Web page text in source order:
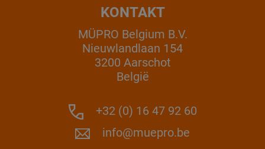
KONTAKT
MÜPRO Belgium B.V.
Nieuwlandlaan 154
3200 Aarschot
België
+32 (0) 16 47 92 60
info@muepro.be